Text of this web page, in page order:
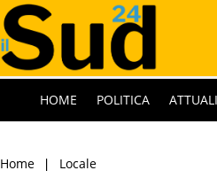
HOME POLITICA
Home Locale